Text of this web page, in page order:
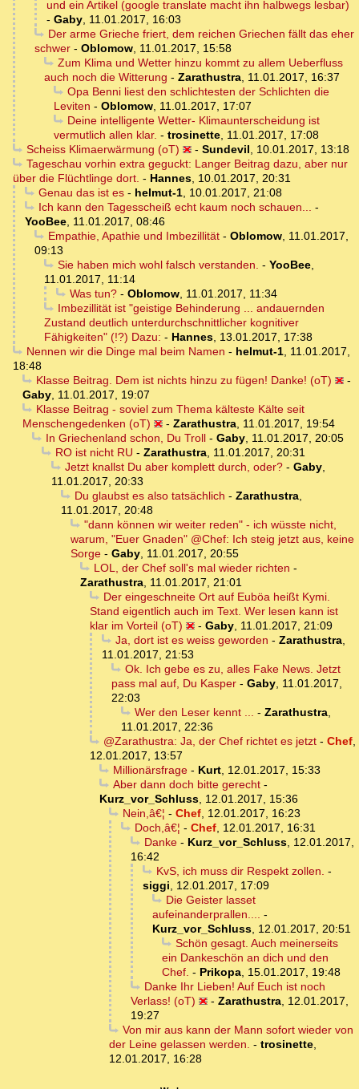
und ein Artikel (google translate macht ihn halbwegs lesbar)
- Gaby, 11.01.2017, 16:03
Der arme Grieche friert, dem reichen Griechen fällt das eher
schwer - Oblomow, 11.01.2017, 15:58
Zum Klima und Wetter hinzu kommt zu allem Ueberfluss
auch noch die Witterung - Zarathustra, 11.01.2017, 16:37
Opa Benni liest den schlichtesten der Schlichten die
Leviten - Oblomow, 11.01.2017, 17:07
Deine intelligente Wetter- Klimaunterscheidung ist
vermutlich allen klar. - trosinette, 11.01.2017, 17:08
Scheiss Klimaerwärmung (oT)
- Sundevil, 10.01.2017, 13:18
Tageschau vorhin extra geguckt: Langer Beitrag dazu, aber nur
über die Flüchtlinge dort. - Hannes, 10.01.2017, 20:31
Genau das ist es- helmut-1, 10.01.2017, 21:08
Ich kann den Tagesscheiß echt kaum noch schauen... -
YooBee, 11.01.2017, 08:46
Empathie, Apathie und Imbezillität- Oblomow, 11.01.2017,
09:13
Sie haben mich wohl falsch verstanden. - YooBee,
11.01.2017, 11:14
Was tun?- Oblomow, 11.01.2017, 11:34
Imbezillität ist "geistige Behinderung ... andauernden
Zustand deutlich unterdurchschnittlicher kognitiver
Fähigkeiten" (!?) Dazu: - Hannes, 13.01.2017, 17:38
Nennen wir die Dinge mal beim Namen - helmut-1, 11.01.2017,
18:48
Klasse Beitrag. Dem ist nichts hinzu zu fügen! Danke! (oT)
-
Gaby, 11.01.2017, 19:07
Klasse Beitrag - soviel zum Thema kälteste Kälte seit
Menschengedenken (oT)
- Zarathustra, 11.01.2017, 19:54
In Griechenland schon, Du Troll- Gaby, 11.01.2017, 20:05
RO ist nicht RU - Zarathustra, 11.01.2017, 20:31
Jetzt knallst Du aber komplett durch, oder?- Gaby,
11.01.2017, 20:33
Du glaubst es also tatsächlich - Zarathustra,
11.01.2017, 20:48
"dann können wir weiter reden" - ich wüsste nicht,
warum, "Euer Gnaden" @Chef: Ich steig jetzt aus, keine
Sorge - Gaby, 11.01.2017, 20:55
LOL, der Chef soll's mal wieder richten -
Zarathustra, 11.01.2017, 21:01
Der eingeschneite Ort auf Euböa heißt Kymi.
Stand eigentlich auch im Text. Wer lesen kann ist
klar im Vorteil (oT)
- Gaby, 11.01.2017, 21:09
Ja, dort ist es weiss geworden - Zarathustra,
11.01.2017, 21:53
Ok. Ich gebe es zu, alles Fake News. Jetzt
pass mal auf, Du Kasper - Gaby, 11.01.2017,
22:03
Wer den Leser kennt ... - Zarathustra,
11.01.2017, 22:36
@Zarathustra: Ja, der Chef richtet es jetzt- Chef,
12.01.2017, 13:57
Millionärsfrage- Kurt, 12.01.2017, 15:33
Aber dann doch bitte gerecht-
Kurz_vor_Schluss, 12.01.2017, 15:36
Nein,â€¦ - Chef, 12.01.2017, 16:23
Doch,â€¦ - Chef, 12.01.2017, 16:31
Danke- Kurz_vor_Schluss, 12.01.2017,
16:42
KvS, ich muss dir Respekt zollen. -
siggi, 12.01.2017, 17:09
Die Geister lasset
aufeinanderprallen.... -
Kurz_vor_Schluss, 12.01.2017, 20:51
Schön gesagt. Auch meinerseits
ein Dankeschön an dich und den
Chef. - Prikopa, 15.01.2017, 19:48
Danke Ihr Lieben! Auf Euch ist noch
Verlass! (oT)
- Zarathustra, 12.01.2017,
19:27
Von mir aus kann der Mann sofort wieder von
der Leine gelassen werden. - trosinette,
12.01.2017, 16:28